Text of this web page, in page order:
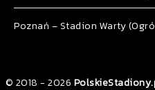
Poznań – Stadion Warty
© 2018 - 2026